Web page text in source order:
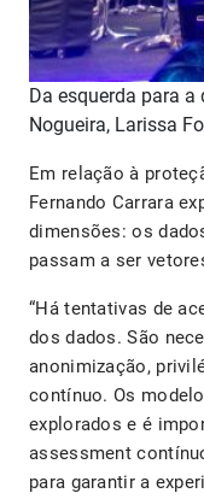
Da esquerda para
Nogueira, Larissa
Em relação à
Fernando Carrara
dimensões: os
passam a ser
“Há tentativas de
dos dados. São
anonimização,
contínuo. Os
explorados e é
assessment
para garantir a